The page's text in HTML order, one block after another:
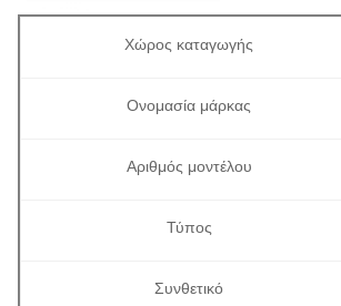
Χώρος καταγωγής
Ονομασία μάρκας
Αριθμός μοντέλου
Τύπος
Συνθετικό